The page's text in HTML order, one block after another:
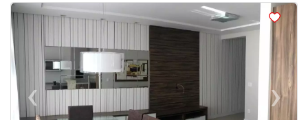
<<<<
‹Previous ›Next